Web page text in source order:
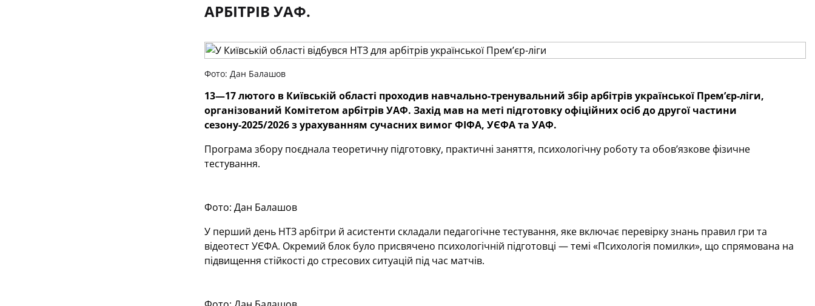
АРБІТРІВ УАФ.
Фото: Дан Балашов
13—17 лютого в Київській області проходив навчально-тренувальний збір арбітрів української Прем’єр-ліги,
організований Комітетом арбітрів УАФ. Захід мав на меті підготовку офіційних осіб до другої частини
сезону-2025/2026 з урахуванням сучасних вимог ФІФА, УЄФА та УАФ.
Програма збору поєднала теоретичну підготовку, практичні заняття, психологічну роботу та обов’язкове фізичне
тестування.
Фото: Дан Балашов
У перший день НТЗ арбітри й асистенти складали педагогічне тестування, яке включає перевірку знань правил гри та
відеотест УЄФА. Окремий блок було присвячено психологічній підготовці — темі «Психологія помилки», що спрямована на
підвищення стійкості до стресових ситуацій під час матчів.